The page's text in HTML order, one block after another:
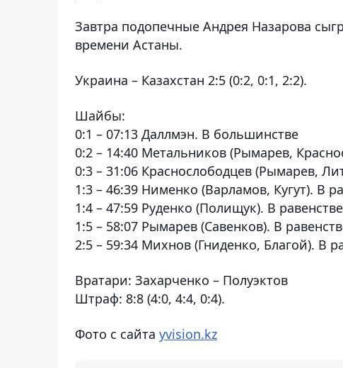
Завтра подопечные Андрея Назарова
времени Астаны.
Украина – Казахстан 2:5 (0:2, 0:1, 2:2).
Шайбы:
0:1 – 07:13 Даллмэн. В большинстве
0:2 – 14:40 Метальников (Рымарев,
0:3 – 31:06 Краснослободцев (Рымарев,
1:3 – 46:39 Нименко (Варламов, Кугут). В
1:4 – 47:59 Руденко (Полищук). В равенстве
1:5 – 58:07 Рымарев (Савенков). В
2:5 – 59:34 Михнов (Гниденко, Благой). В
Вратари: Захарченко – Полуэктов
Штраф: 8:8 (4:0, 4:4, 0:4).
Фото с сайта yvision.kz